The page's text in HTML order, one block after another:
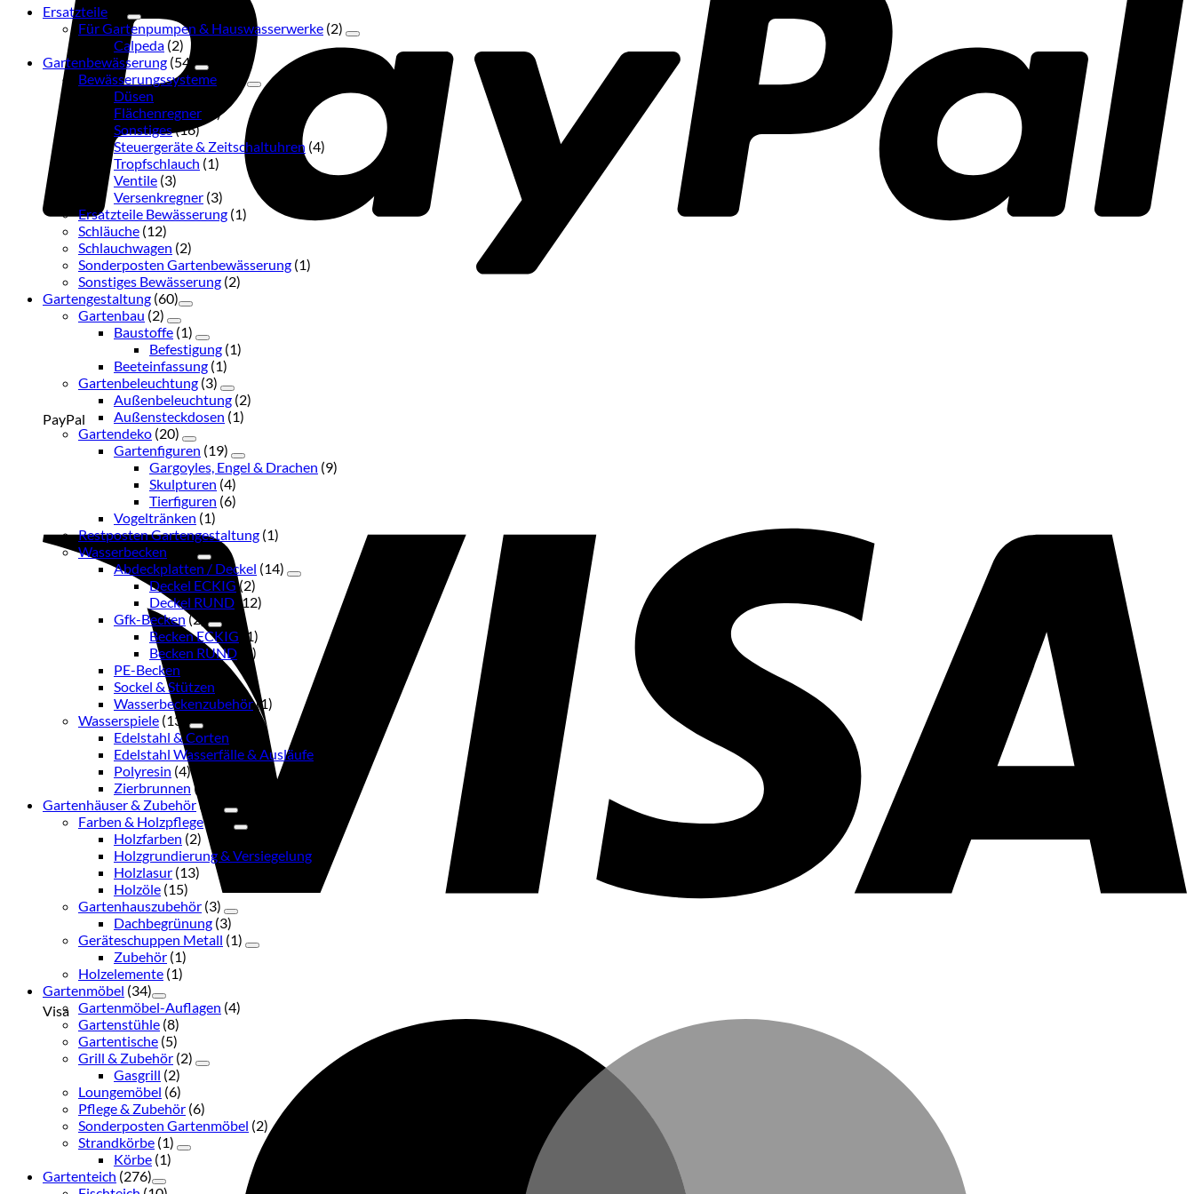
PayPal
Visa
Ersatzteile
Für Gartenpumpen & Hauswasserwerke (2)
Calpeda (2)
Gartenbewässerung (54)
Bewässerungssysteme
Düsen
Flächenregner
(3)
Sonstiges(16)
Steuergeräte & Zeitschaltuhren (4)
Tropfschlauch (1)
Ventile (3)
Versenkregner (3)
Ersatzteile Bewässerung (1)
Schläuche (12)
Schlauchwagen (2)
Sonderposten Gartenbewässerung (1)
Sonstiges Bewässerung (2)
Gartengestaltung (60)
Gartenbau (2)
Baustoffe (1)
Befestigung (1)
Beeteinfassung (1)
Gartenbeleuchtung (3)
Außenbeleuchtung (2)
Außensteckdosen (1)
Gartendeko (20)
Gartenfiguren (19)
Gargoyles, Engel & Drachen (9)
Skulpturen (4)
Tierfiguren (6)
Vogeltränken (1)
Restposten Gartengestaltung (1)
Wasserbecken
Abdeckplatten / Deckel (14)
Deckel ECKIG (2)
Deckel RUND (12)
Gfk-Becken (2)
Becken ECKIG (1)
Becken RUND
(1)
PE-Becken
Sockel & Stützen
Wasserbeckenzubehör(1)
Wasserspiele (13)
Edelstahl & Corten
Edelstahl Wasserfälle & Ausläufe
Polyresin (4)
Zierbrunnen (1)
Gartenhäuser & Zubehör(38)
Farben & Holzpflege
Holzfarben (2)
Holzgrundierung & Versiegelung
Holzlasur (13)
Holzöle (15)
Gartenhauszubehör (3)
Dachbegrünung (3)
Geräteschuppen Metall (1)
Zubehör (1)
Holzelemente (1)
Gartenmöbel (34)
Gartenmöbel-Auflagen (4)
Gartenstühle (8)
Gartentische (5)
Grill & Zubehör (2)
Gasgrill (2)
Loungemöbel (6)
Pflege & Zubehör (6)
Sonderposten Gartenmöbel (2)
Strandkörbe (1)
Körbe (1)
Gartenteich (276)